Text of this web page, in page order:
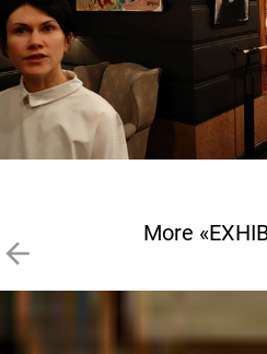
More